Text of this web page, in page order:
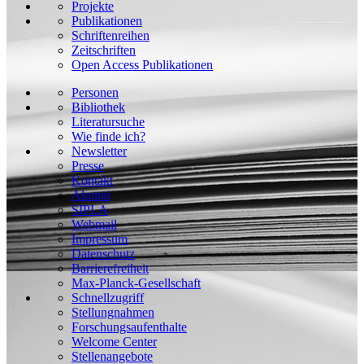
Projekte
Publikationen
Schriftenreihen
Zeitschriften
Open Access Publikationen
Personen
Bibliothek
Literatursuche
Wie finde ich?
Newsletter
Presse
Kontakt
Alumni
SIPLA
Webmail
Impressum
Datenschutz
Barrierefreiheit
Max-Planck-Gesellschaft
Schnellzugriff
Stellungnahmen
Forschungsaufenthalte
Welcome Center
Stellenangebote